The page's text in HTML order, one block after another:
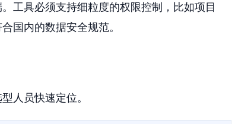
工具必须支持细粒度的权限控制，比如项目
国内的数据安全规范。
人员快速定位。